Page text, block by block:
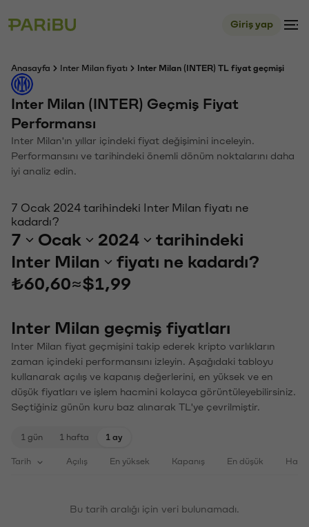
Giriş yap
Anasayfa Inter Milan fiyatı Inter Milan (INTER) TL fiyat geçmişi
Inter Milan (INTER) Geçmiş Fiyat
Performansı
Inter Milan'ın yıllar içindeki fiyat değişimini inceleyin.
Performansını ve tarihindeki önemli dönüm noktalarını daha
iyi analiz edin.
7 Ocak 2024 tarihindeki Inter Milan fiyatı ne
kadardı?
7 Ocak 2024
tarihindeki
Inter Milan
fiyatı ne kadardı?
₺60,60≈$1,99
Inter Milan geçmiş fiyatları
Inter Milan fiyat geçmişini takip ederek kripto varlıkların
zaman içindeki performansını izleyin. Aşağıdaki tabloyu
kullanarak açılış ve kapanış değerlerini, en yüksek ve en
düşük fiyatları ve işlem hacmini kolayca görüntüleyebilirsiniz.
Seçtiğiniz günün kuru baz alınarak TL'ye çevrilmiştir.
1 gün 1 hafta 1 ay
Tarih Açılış En yüksek Kapanış En düşük
Bu tarih aralığı için veri bulunamadı.